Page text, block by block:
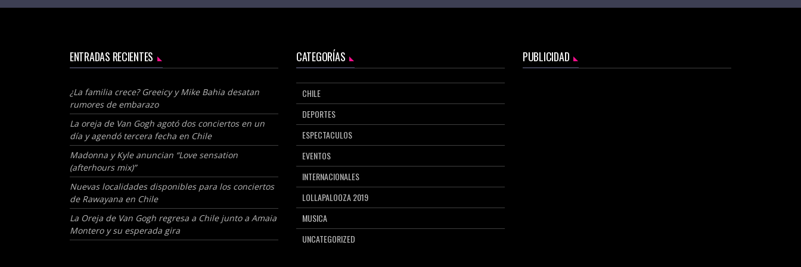
ENTRADAS RECIENTES
¿La familia crece? Greeicy y Mike Bahia desatan
rumores de embarazo
La oreja de Van Gogh agotó dos conciertos en un
día y agendó tercera fecha en Chile
Madonna y Kyle anuncian “Love sensation
(afterhours mix)”
Nuevas localidades disponibles para los conciertos
de Rawayana en Chile
La Oreja de Van Gogh regresa a Chile junto a Amaia
Montero y su esperada gira
CATEGORÍAS
CHILE
DEPORTES
ESPECTACULOS
EVENTOS
INTERNACIONALES
LOLLAPALOOZA 2019
MUSICA
UNCATEGORIZED
PUBLICIDAD